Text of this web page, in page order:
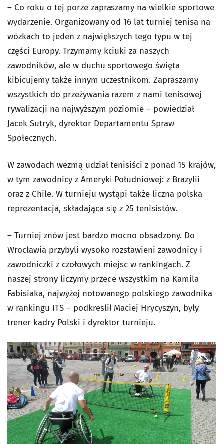
– Co roku o tej porze zapraszamy na wielkie sportowe
wydarzenie. Organizowany od 16 lat turniej tenisa na
wózkach to jeden z największych tego typu w tej
części Europy. Trzymamy kciuki za naszych
zawodników, ale w duchu sportowego święta
kibicujemy także innym uczestnikom. Zapraszamy
wszystkich do przeżywania razem z nami tenisowej
rywalizacji na najwyższym poziomie – powiedział
Jacek Sutryk, dyrektor Departamentu Spraw
Społecznych.
W zawodach wezmą udział tenisiści z ponad 15 krajów,
w tym zawodnicy z Ameryki Południowej: z Brazylii
oraz z Chile. W turnieju wystąpi także liczna polska
reprezentacja, składająca się z 25 tenisistów.
– Turniej znów jest bardzo mocno obsadzony. Do
Wrocławia przybyli wysoko rozstawieni zawodnicy i
zawodniczki z czołowych miejsc w rankingach. Z
naszej strony liczymy przede wszystkim na Kamila
Fabisiaka, najwyżej notowanego polskiego zawodnika
w rankingu ITS – podkreslił Maciej Hrycyszyn, były
trener kadry Polski i dyrektor turnieju.